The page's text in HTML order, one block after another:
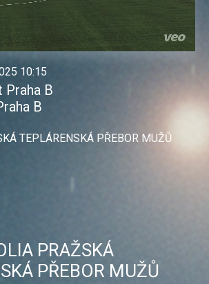
10:15
B
B
TEPLÁRENSKÁ PŘEBOR MUŽŮ
PRAŽSKÁ
PŘEBOR MUŽŮ